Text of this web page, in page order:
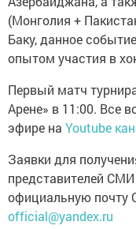
(Монголия +
Баку, данное
опытом участия в
Первый матч
Арене» в 11:00. Все
эфире на Youtube
Заявки для
представителей
официальную почту
official@yandex.ru